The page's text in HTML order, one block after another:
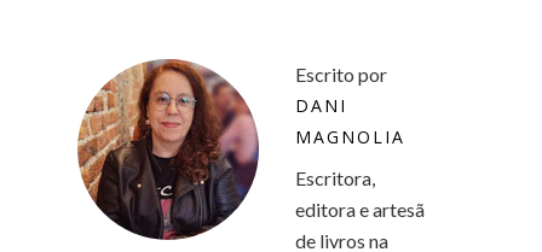
Escrito por
DANI
MAGNOLIA
Escritora,
editora e artesã
de livros na